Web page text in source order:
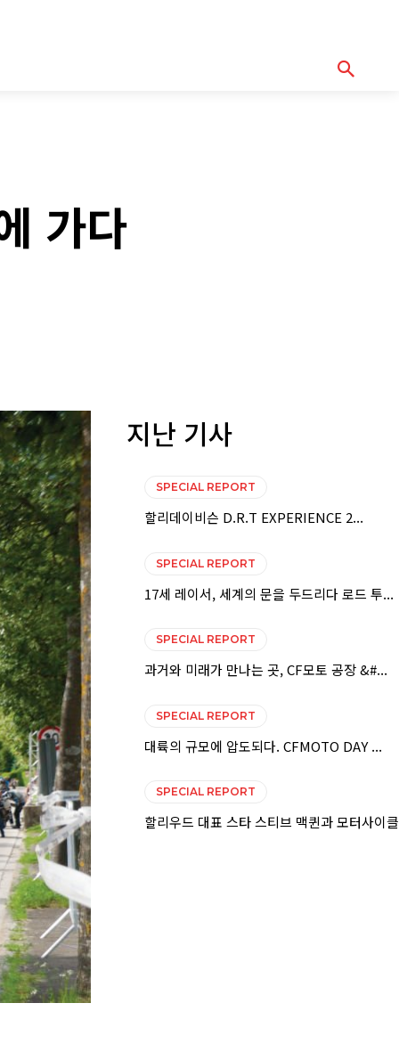
가다
지난 기사
SPECIAL REPORT
할리데이비슨 D.R.T EXPERIENCE 2...
SPECIAL REPORT
17세 레이서, 세계의 문을 두드리다 로드 투...
SPECIAL REPORT
과거와 미래가 만나는 곳, CF모토 공장 &#...
SPECIAL REPORT
대륙의 규모에 압도되다. CFMOTO DAY ...
SPECIAL REPORT
할리우드 대표 스타 스티브 맥퀸과 모터사이클